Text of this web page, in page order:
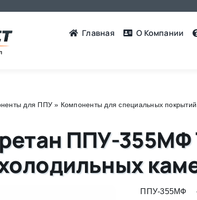
Главная О Компании
для ППУ » Компоненты для специальных
ППУ-355МФ
ППУ-355МФ